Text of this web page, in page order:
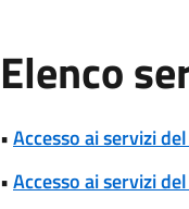
Elenco
•Accesso ai servizi
•Accesso ai servizi